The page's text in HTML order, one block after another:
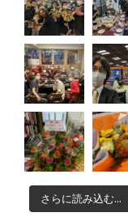
さらに読み込む...